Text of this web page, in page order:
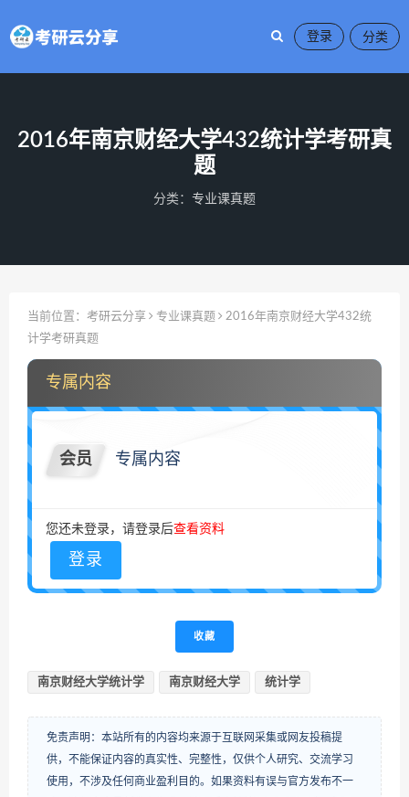
登录
2016年南京财经大学432统计学考研真
题
分类： 专业课真题
当前位置： 考研云分享 专业课真题
2016年南京财经大学432统
计学考研真题
专属内容
会员 专属内容
您还未登录，请登录后查看资料
登录
收藏
南京财经大学统计学 南京财经大学 统计学
免责声明：本站所有的内容均来源于互联网采集或网友投稿提
供，不能保证内容的真实性、完整性，仅供个人研究、交流学习
使用，不涉及任何商业盈利目的。如果资料有误与官方发布不一